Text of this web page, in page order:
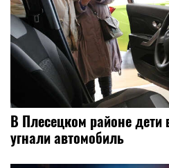
В Плесецком районе дети
угнали автомобиль